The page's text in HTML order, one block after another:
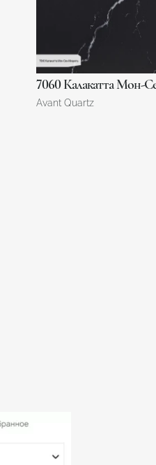
7060 Калакатта Мон-
Avant Quartz